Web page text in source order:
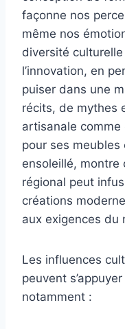
façonne nos
même nos
diversité
l’innovation, en
puiser dans une
récits, de mythes
artisanale comme
pour ses
ensoleillé, montre
régional peut
créations
aux exigences du
Les influences
peuvent
notamment :